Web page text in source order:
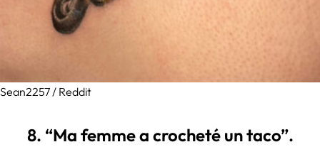
Sean2257 / Reddit
8. “Ma femme a crocheté un taco”.